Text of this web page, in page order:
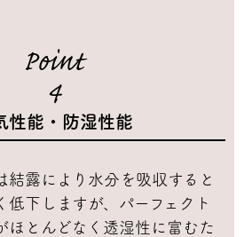
Point
4
性能・防湿性能
結露により水分を吸収すると
低下しますが、パーフェクト
ほとんどなく透湿性に富むた